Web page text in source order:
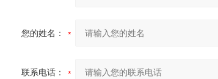
您的姓名：
联系电话：